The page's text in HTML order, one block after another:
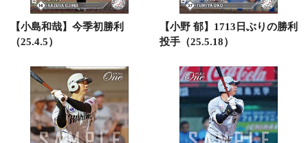
【小島和哉】今季初勝利
（25.4.5）
【小野 郁】1713日ぶりの勝利
投手（25.5.18）